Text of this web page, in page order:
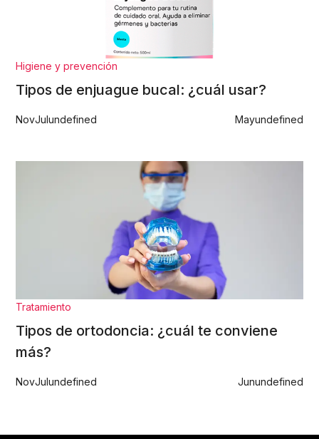
Higiene y prevención
Tipos de enjuague bucal: ¿cuál usar?
NovJulundefined Mayundefined
Tratamiento
Tipos de ortodoncia: ¿cuál te conviene
más?
NovJulundefined Junundefined